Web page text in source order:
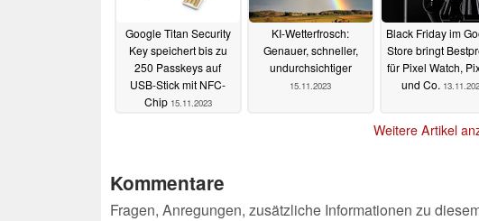
Google Titan Security
Key speichert bis zu
250 Passkeys auf
USB-Stick mit NFC-
Chip 15.11.2023
KI-Wetterfrosch:
Genauer, schneller,
undurchsichtiger
15.11.2023
Black Friday im
Store bringt
für Pixel Watch,
und Co.
Weitere Artikel
Kommentare
Fragen, Anregungen, zusätzliche Informationen zu